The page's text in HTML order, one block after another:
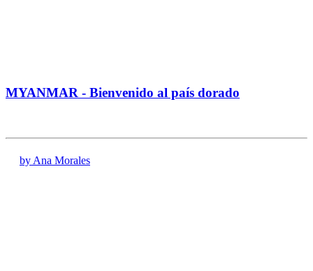
MYANMAR - Bienvenido al país dorado
by Ana Morales